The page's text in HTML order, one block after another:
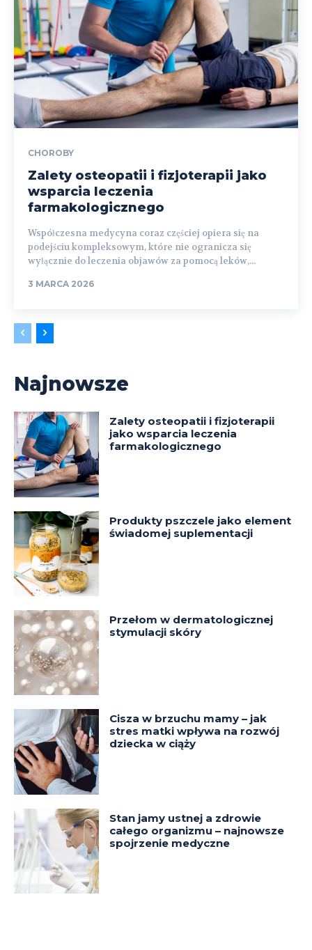
CHOROBY
Zalety osteopatii i fizjoterapii jako
wsparcia leczenia
farmakologicznego
Współczesna medycyna coraz częściej opiera się na
podejściu kompleksowym, które nie ogranicza się
wyłącznie do leczenia objawów za pomocą leków,...
3 MARCA 2026
Najnowsze
Zalety osteopatii i fizjoterapii
jako wsparcia leczenia
farmakologicznego
Produkty pszczele jako element
świadomej suplementacji
Przełom w dermatologicznej
stymulacji skóry
Cisza w brzuchu mamy – jak
stres matki wpływa na rozwój
dziecka w ciąży
Stan jamy ustnej a zdrowie
całego organizmu – najnowsze
spojrzenie medyczne